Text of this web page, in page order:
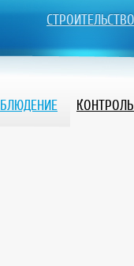
СТРОИТЕЛЬСТВО